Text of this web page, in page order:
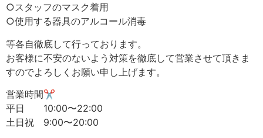
○スタッフのマスク着用
○使用する器具のアルコール消毒
等各自徹底して行っております。
お客様に不安のないよう対策を徹底して営業させて頂きま
すのでよろしくお願い申し上げます。
営業時間✂︎
平日 10:00〜22:00
土日祝 9:00〜20:00